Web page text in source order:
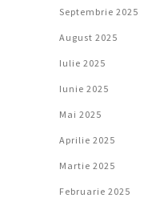
Septembrie 2025
August 2025
Iulie 2025
Iunie 2025
Mai 2025
Aprilie 2025
Martie 2025
Februarie 2025